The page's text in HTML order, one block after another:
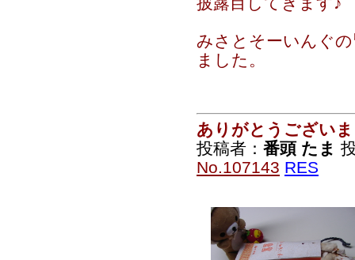
みさとそーいんぐ
ました。
ありがとうござい
投稿者： 番頭 たま
No.107143 RES